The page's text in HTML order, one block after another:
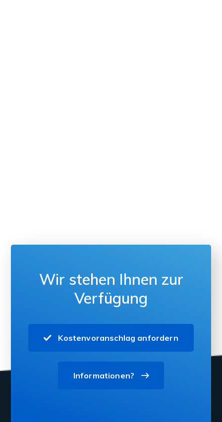
Wir stehen Ihnen zur
Verfügung
Kostenvoranschlag anfordern
Informationen?